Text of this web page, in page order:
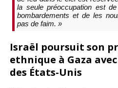
la seule préoccupation est
bombardements et de les
pas de faim. »
Israël poursuit son
ethnique à Gaza
des États-Unis